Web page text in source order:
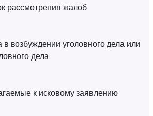
рассмотрения жалоб
в возбуждении уголовного дела или
дела
к исковому заявлению